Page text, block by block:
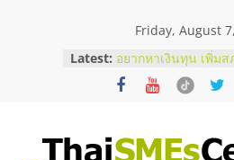
Friday, August
Latest: บริษัท
วิธีเลือกผู้ให้บริการใ
โจทย์ธุรกิจ
สัมมนาออนไลน์ โอก